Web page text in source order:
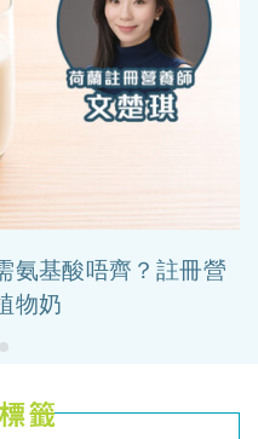
氨基酸唔齊？註冊營
物奶